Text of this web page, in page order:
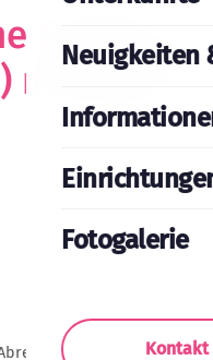
mit Blick
11.00 Kontakt